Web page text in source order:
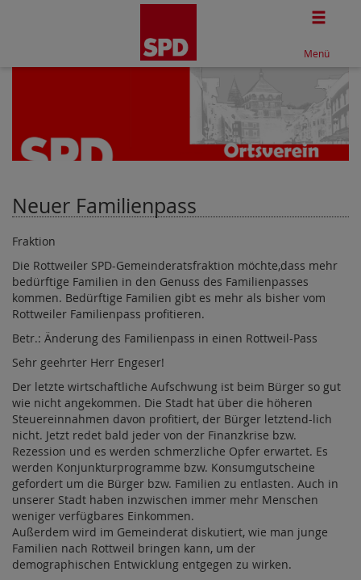
Menü
Neuer Familienpass
Fraktion
Die Rottweiler SPD-Gemeinderatsfraktion möchte,dass mehr
bedürftige Familien in den Genuss des Familienpasses
kommen. Bedürftige Familien gibt es mehr als bisher vom
Rottweiler Familienpass profitieren.
Betr.: Änderung des Familienpass in einen Rottweil-Pass
Sehr geehrter Herr Engeser!
Der letzte wirtschaftliche Aufschwung ist beim Bürger so gut
wie nicht angekommen. Die Stadt hat über die höheren
Steuereinnahmen davon profitiert, der Bürger letztend-lich
nicht. Jetzt redet bald jeder von der Finanzkrise bzw.
Rezession und es werden schmerzliche Opfer erwartet. Es
werden Konjunkturprogramme bzw. Konsumgutscheine
gefordert um die Bürger bzw. Familien zu entlasten. Auch in
unserer Stadt haben inzwischen immer mehr Menschen
weniger verfügbares Einkommen.
Außerdem wird im Gemeinderat diskutiert, wie man junge
Familien nach Rottweil bringen kann, um der
demographischen Entwicklung entgegen zu wirken.